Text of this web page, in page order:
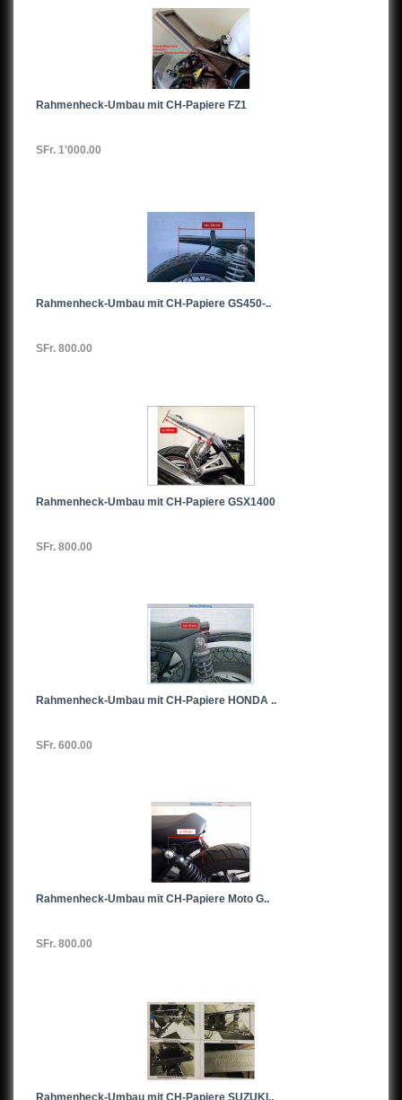
Rahmenheck-Umbau mit CH-Papiere FZ1
SFr. 1'000.00
Rahmenheck-Umbau mit CH-Papiere GS450-..
SFr. 800.00
Rahmenheck-Umbau mit CH-Papiere GSX1400
SFr. 800.00
Rahmenheck-Umbau mit CH-Papiere HONDA ..
SFr. 600.00
Rahmenheck-Umbau mit CH-Papiere Moto G..
SFr. 800.00
Rahmenheck-Umbau mit CH-Papiere SUZUKI..